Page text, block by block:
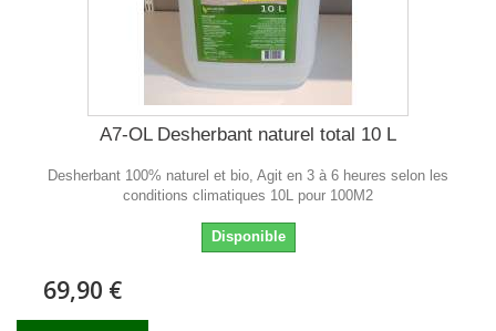
A7-OL Desherbant naturel total 10 L
Desherbant 100% naturel et bio, Agit en 3 à 6 heures selon les
conditions climatiques 10L pour 100M2
Disponible
69,90 €